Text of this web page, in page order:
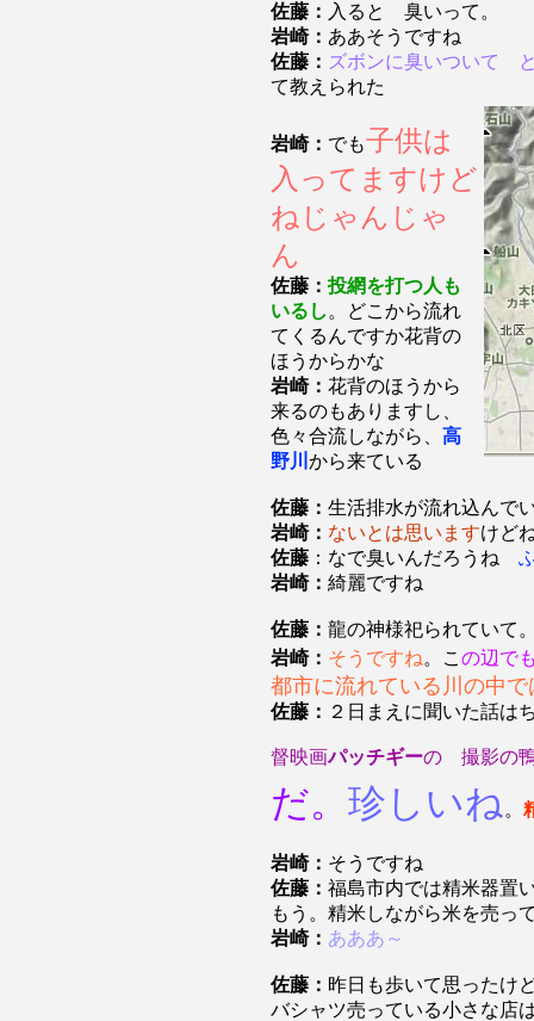
佐藤： 入ると 臭いって。
岩崎： ああそうですね
佐藤： ズボンに臭いついて
て教えられた
岩崎： でも子供は
入ってますけど
ねじゃんじゃ
ん
佐藤： 投網を打つ人も
いるし 。どこから流れ
てくるんですか花背の
ほうからかな
岩崎： 花背のほうから
来るのもありますし、
色々合流しながら、 高
野川 から来ている
佐藤： 生活排水が流れ込んで
岩崎： ないとは思いますけど
佐藤 ：なで臭いんだろうね
岩崎： 綺麗ですね
佐藤： 龍の神様祀られていて
岩崎： そうですね。こ の辺で
都市に流れている川の中
佐藤： ２日まえに聞いた話は
督映画パッチギーの 撮影の
だ。 珍しいね 。
岩崎： そうですね
佐藤： 福島市内では精米器置
もう。精米しながら米を売っ
岩崎： あああ～
佐藤： 昨日も歩いて思ったけ
バシャツ売っている小さな店